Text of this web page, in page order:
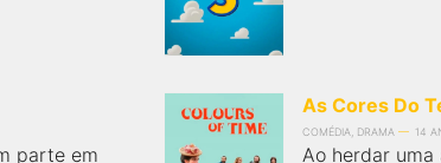
parte em
As Cores Do
COMÉDIA, DRAMA 14
Ao herdar